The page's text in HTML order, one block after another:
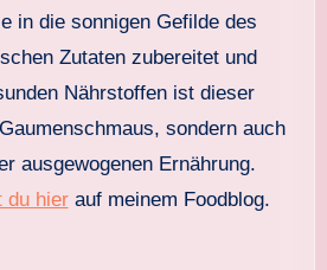
in die sonnigen Gefilde des
Zutaten zubereitet und
Nährstoffen ist dieser
sondern auch
ausgewogenen Ernährung.
du hierauf meinem Foodblog.